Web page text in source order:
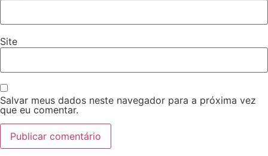
Site
Salvar meus dados neste navegador para a próxima vez
que eu comentar.